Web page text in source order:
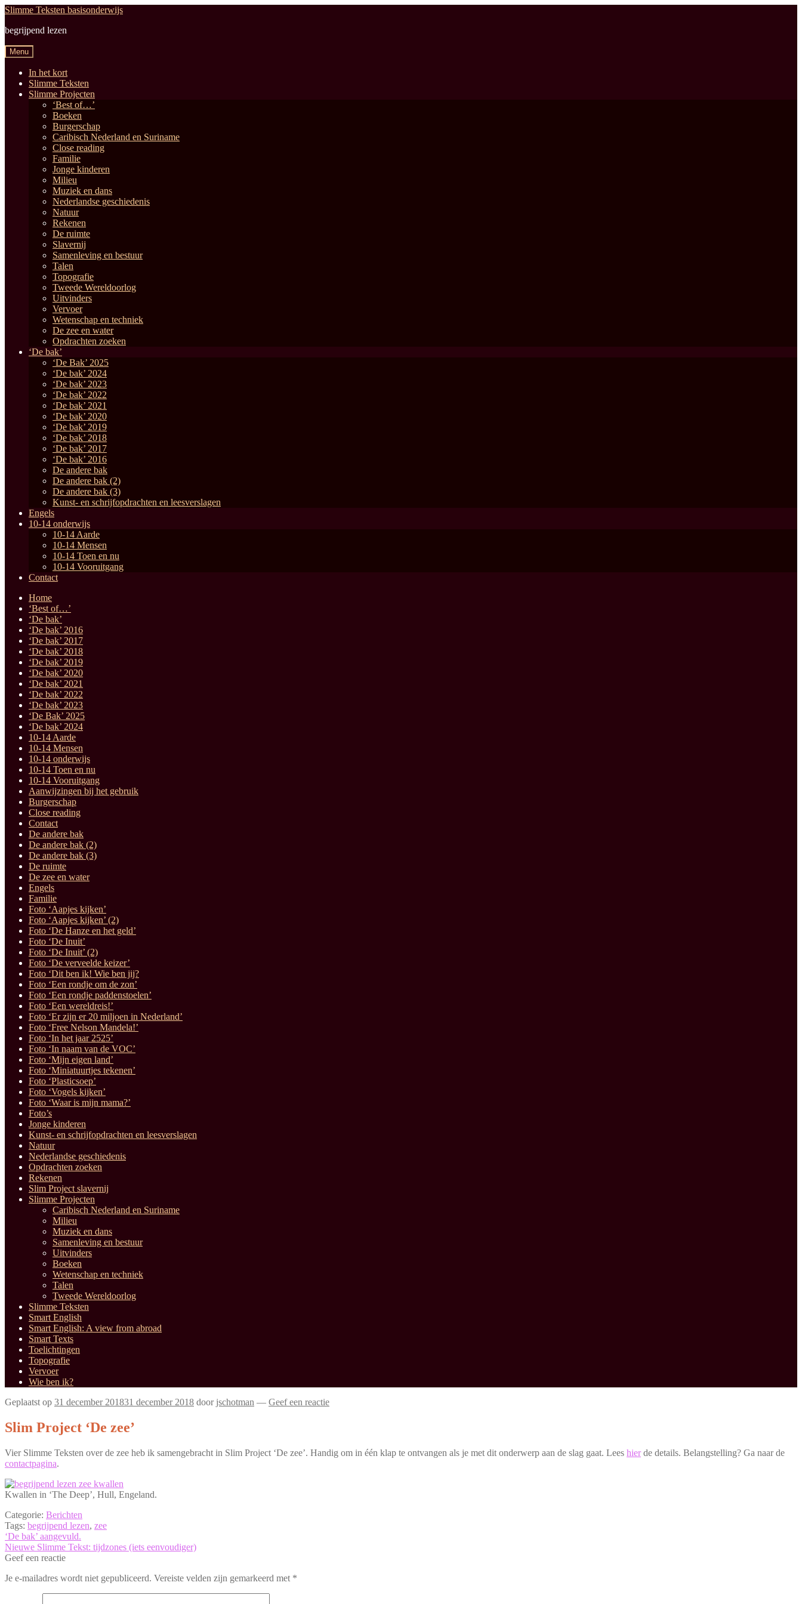
Ga
naar
Ga
de
Slimme Teksten basisonderwijs
begrijpend lezen
Menu
In het kort
Slimme Teksten
Slimme Projecten
‘Best of…’
Boeken
Burgerschap
Caribisch Nederland en Suriname
Close reading
Familie
Jonge kinderen
Milieu
Muziek en dans
Nederlandse geschiedenis
Natuur
Rekenen
De ruimte
Slavernij
Samenleving en bestuur
Talen
Topografie
Tweede Wereldoorlog
Uitvinders
Vervoer
Wetenschap en techniek
De zee en water
Opdrachten zoeken
‘De bak’
‘De Bak’ 2025
‘De bak’ 2024
‘De bak’ 2023
‘De bak’ 2022
‘De bak’ 2021
‘De bak’ 2020
‘De bak’ 2019
‘De bak’ 2018
‘De bak’ 2017
‘De bak’ 2016
De andere bak
De andere bak (2)
De andere bak (3)
Kunst- en schrijfopdrachten en leesverslagen
Engels
10-14 onderwijs
10-14 Aarde
10-14 Mensen
10-14 Toen en nu
10-14 Vooruitgang
Contact
Home
‘Best of…’
‘De bak’
‘De bak’ 2016
‘De bak’ 2017
‘De bak’ 2018
‘De bak’ 2019
‘De bak’ 2020
‘De bak’ 2021
‘De bak’ 2022
‘De bak’ 2023
‘De Bak’ 2025
‘De bak’ 2024
10-14 Aarde
10-14 Mensen
10-14 onderwijs
10-14 Toen en nu
10-14 Vooruitgang
Aanwijzingen bij het gebruik
Burgerschap
Close reading
Contact
De andere bak
De andere bak (2)
De andere bak (3)
De ruimte
De zee en water
Engels
Familie
Foto ‘Aapjes kijken’
Foto ‘Aapjes kijken’ (2)
Foto ‘De Hanze en het geld’
Foto ‘De Inuit’
Foto ‘De Inuit’ (2)
Foto ‘De verveelde keizer’
Foto ‘Dit ben ik! Wie ben jij?
Foto ‘Een rondje om de zon’
Foto ‘Een rondje paddenstoelen’
Foto ‘Een wereldreis!’
Foto ‘Er zijn er 20 miljoen in Nederland’
Foto ‘Free Nelson Mandela!’
Foto ‘In het jaar 2525’
Foto ‘In naam van de VOC’
Foto ‘Mijn eigen land’
Foto ‘Miniatuurtjes tekenen’
Foto ‘Plasticsoep’
Foto ‘Vogels kijken’
Foto ‘Waar is mijn mama?’
Foto’s
Jonge kinderen
Kunst- en schrijfopdrachten en leesverslagen
Natuur
Nederlandse geschiedenis
Opdrachten zoeken
Rekenen
Slim Project slavernij
Slimme Projecten
Caribisch Nederland en Suriname
Milieu
Muziek en dans
Samenleving en bestuur
Uitvinders
Boeken
Wetenschap en techniek
Talen
Tweede Wereldoorlog
Slimme Teksten
Smart English
Smart English: A view from abroad
Smart Texts
Toelichtingen
Topografie
Vervoer
Wie ben ik?
Geplaatst op 31 december 201831 december 2018 door jschotman — Geef een reactie
Slim Project ‘De zee’
Vier Slimme Teksten over de zee heb ik samengebracht in Slim Project ‘De zee’. Handig om in één klap te ontvangen als je met dit onderwerp aan de slag gaat. Lees hierde details. Belangstelling? Ga naar de
contactpagina.
Kwallen in ‘The Deep’, Hull, Engeland.
Categorie: Berichten
Tags: begrijpend lezen, zee
Bericht
navigatie
Vorig
bericht:
‘De bak’ aangevuld.
Volgend
bericht:
Nieuwe Slimme Tekst: tijdzones (iets eenvoudiger)
Geef een reactie
Je e-mailadres wordt niet gepubliceerd. Vereiste velden zijn gemarkeerd met *